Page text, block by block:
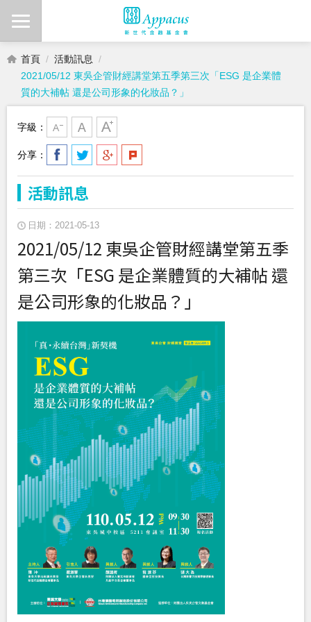
首頁
活動訊息
2021/05/12 東吳企管財經講堂第五季第三次「ESG 是企業體
質的大補帖 還是公司形象的化妝品？」
字級：
分享：
活動訊息
日期：2021-05-13
2021/05/12 東吳企管財經講堂第五季
第三次「ESG 是企業體質的大補帖 還
是公司形象的化妝品？」